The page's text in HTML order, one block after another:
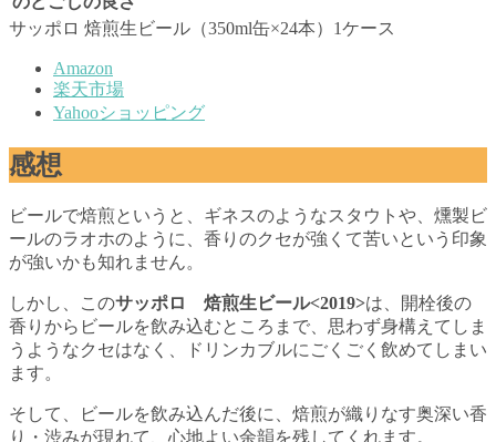
サッポロ 焙煎生ビール（350ml缶×24本）1ケース
Amazon
楽天市場
Yahooショッピング
感想
ビールで焙煎というと、ギネスのようなスタウトや、燻製ビ
ールのラオホのように、香りのクセが強くて苦いという印象
が強いかも知れません。
しかし、このサッポロ 焙煎生ビール<2019>は、開栓後の
香りからビールを飲み込むところまで、思わず身構えてしま
うようなクセはなく、ドリンカブルにごくごく飲めてしまい
ます。
そして、ビールを飲み込んだ後に、焙煎が織りなす奥深い香
り・渋みが現れて、心地よい余韻を残してくれます。